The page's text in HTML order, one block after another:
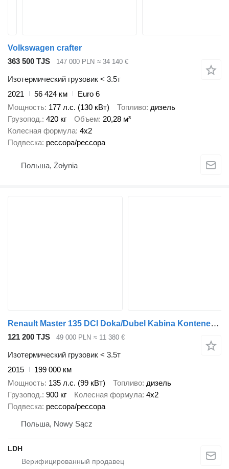
Volkswagen crafter
363 500 TJS
147 000 PLN ≈ 34 140 €
Изотермический грузовик < 3.5т
2021
56 424 км
Euro 6
Мощность 177 л.с. (130 кВт) Топливо дизель
Грузопод. 420 кг Объем 20,28 м³
Колесная формула 4x2
Подвеска рессора/рессора
Польша, Żołynia
Renault Master 135 DCI Doka/Dubel Kabina Kontener Max ! Klima !
121 200 TJS 49 000 PLN ≈ 11 380 €
Изотермический грузовик < 3.5т
2015
199 000 км
Мощность 135 л.с. (99 кВт) Топливо дизель
Грузопод. 900 кг Колесная формула 4x2
Подвеска рессора/рессора
Польша, Nowy Sącz
LDH